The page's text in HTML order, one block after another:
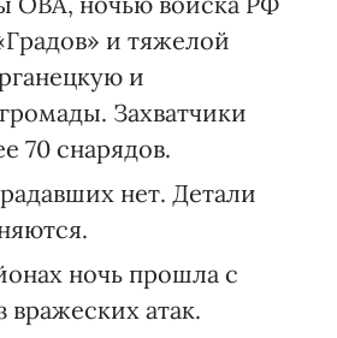
и тяжелой
и
Захватчики
70 снарядов.
нет. Детали
ночь прошла с
вражеских атак.